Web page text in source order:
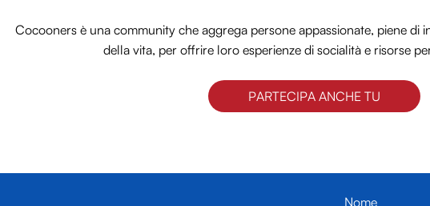
Cocooners è una community che aggrega persone appassionate, piene di
della vita, per offrire loro esperienze di socialità e risorse
PARTECIPA ANCHE TU